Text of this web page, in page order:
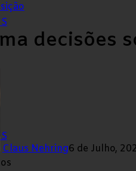
decisões
Claus Nehring6 de Julho,